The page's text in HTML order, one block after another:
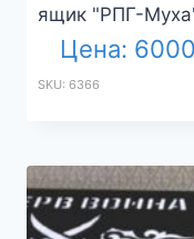
ящик "РПГ-
Цена: 6000
SKU: 6366